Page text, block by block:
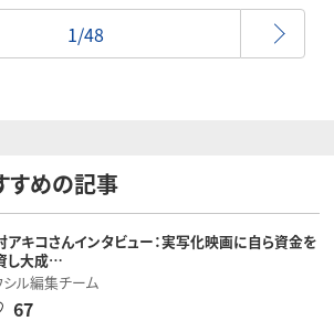
1/48
すめの記事
アキコさんインタビュー：実写化映画に自ら資金を
し大成…
シル編集チーム
67